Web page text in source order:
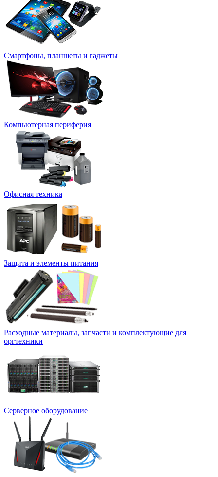
Смартфоны, планшеты и гаджеты
Компьютерная периферия
Офисная техника
Защита и элементы питания
Расходные материалы, запчасти и комплектующие для
оргтехники
Серверное оборудование